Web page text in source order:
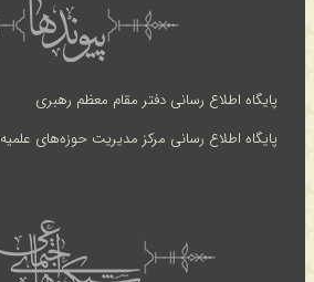
پایگاه اطلاع رسانی دفتر مقام معظم رهبری
پایگاه اطلاع رسانی مرکز مدیریت حوزه‌های علمیه